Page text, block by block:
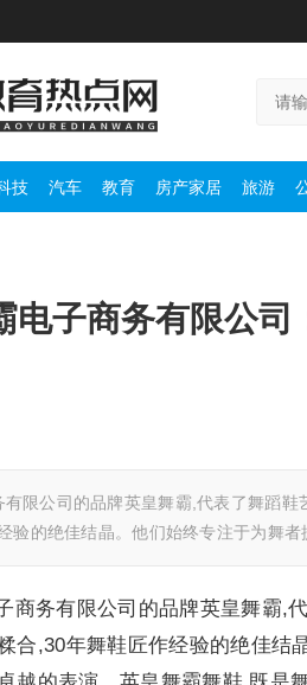
技 汽车 教育 房产家居 旅游
电子商务有限公
限公司的品牌英皇舞霸,代表了舞蹈
验的绝佳结晶。他们始终专注于为舞
商务有限公司的品牌英皇舞霸,
合,30年舞鞋匠作经验的绝佳结